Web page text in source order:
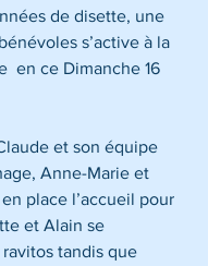
de disette, une
s’active à la
en ce Dimanche 16
et son équipe
Anne-Marie et
place l’accueil pour
et Alain se
tandis que